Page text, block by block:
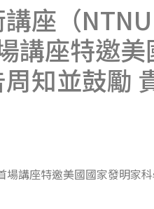
座（
講座特邀
知並鼓勵
講座特邀美國國家發明家